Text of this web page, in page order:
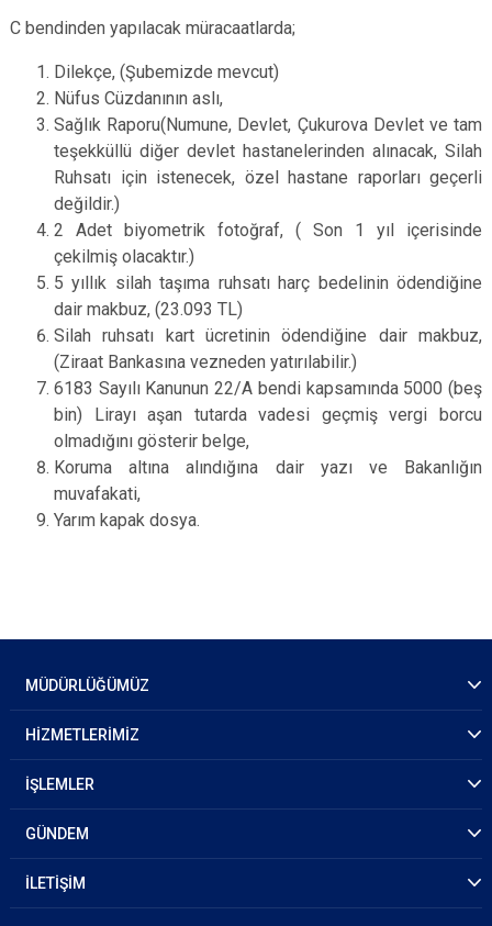
C bendinden yapılacak müracaatlarda;
Dilekçe, (Şubemizde mevcut)
Nüfus Cüzdanının aslı,
Sağlık Raporu(Numune, Devlet, Çukurova Devlet ve tam
teşekküllü diğer devlet hastanelerinden alınacak, Silah
Ruhsatı için istenecek, özel hastane raporları geçerli
değildir.)
2 Adet biyometrik fotoğraf, ( Son 1 yıl içerisinde
çekilmiş olacaktır.)
5 yıllık silah taşıma ruhsatı harç bedelinin ödendiğine
dair makbuz, (23.093 TL)
Silah ruhsatı kart ücretinin ödendiğine dair makbuz,
(Ziraat Bankasına vezneden yatırılabilir.)
6183 Sayılı Kanunun 22/A bendi kapsamında 5000 (beş
bin) Lirayı aşan tutarda vadesi geçmiş vergi borcu
olmadığını gösterir belge,​
Koruma altına alındığına dair yazı ve Bakanlığın
muvafakati,
Yarım kapak dosya.
MÜDÜRLÜĞÜMÜZ
HİZMETLERİMİZ
İŞLEMLER
GÜNDEM
İLETİŞİM